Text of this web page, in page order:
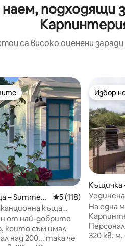
са високо оценени
на гостите
– Summerl
Средна оценка: 5
5 (118)
къща
от най-добрите
които съм имал
над 200... така че
Избор
Избор
Къщичка
къща
На една
320 кв.